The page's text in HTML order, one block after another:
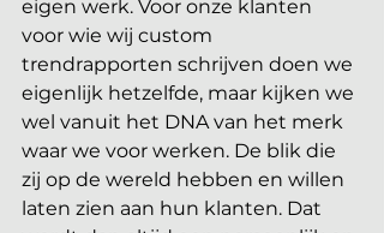
eigen werk. Voor onze klanten
voor wie wij custom
trendrapporten schrijven doen we
eigenlijk hetzelfde, maar kijken we
wel vanuit het DNA van het merk
waar we voor werken. De blik die
zij op de wereld hebben en willen
laten zien aan hun klanten. Dat